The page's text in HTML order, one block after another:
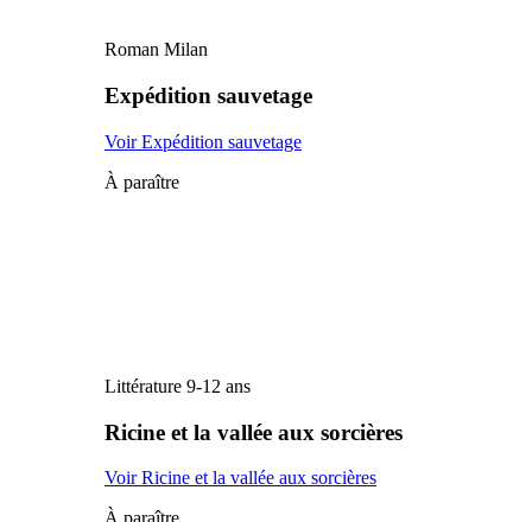
Roman Milan
Expédition sauvetage
Voir Expédition sauvetage
À paraître
Littérature 9-12 ans
Ricine et la vallée aux sorcières
Voir Ricine et la vallée aux sorcières